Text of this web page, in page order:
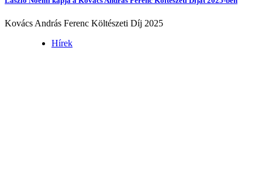
Kovács András Ferenc Költészeti Díj 2025
Hírek